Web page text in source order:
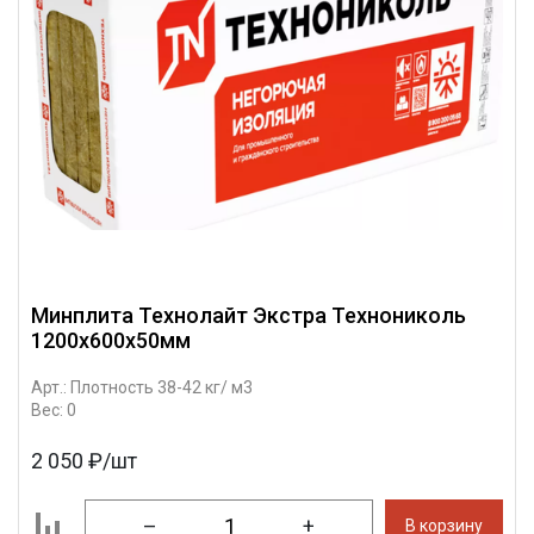
Минплита Технолайт Экстра Технониколь
1200х600х50мм
Арт.: Плотность 38-42 кг/ м3
Вес: 0
2 050 ₽/шт
– + В корзину